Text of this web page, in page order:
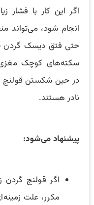
اگر این کار با فشار
انجام شود، می‌تواند
حتی فتق دیسک گردن
سکته‌های کوچک
در حین شکستن قولنج
نادر هستند.
پیشنهاد می‌شود:
اگر قولنج
مکرر، علت